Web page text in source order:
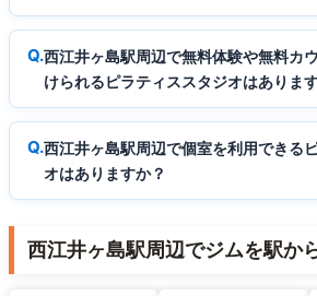
西江井ヶ島駅周辺で無料体験や無料カ
けられるピラティススタジオはありま
西江井ヶ島駅周辺で個室を利用できる
オはありますか？
西江井ヶ島駅周辺でジムを駅か